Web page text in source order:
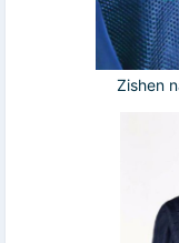
Zishen